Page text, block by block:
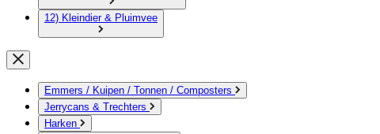
12) Kleindier & Pluimvee
Emmers / Kuipen / Tonnen / Composters
Jerrycans & Trechters
Harken